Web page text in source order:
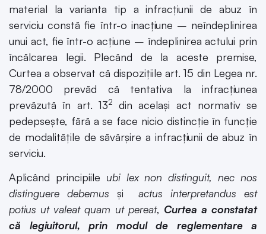
material la varianta tip a infracțiunii de abuz în
serviciu constă fie într-o inacțiune – neîndeplinirea
unui act, fie într-o acțiune – îndeplinirea actului prin
încălcarea legii. Plecând de la aceste premise,
Curtea a observat că dispozițiile art. 15 din Legea nr.
78/2000 prevăd că tentativa la infracțiunea
prevăzută în art. 132
din același act normativ se
pedepsește, fără a se face nicio distincție în funcție
de modalitățile de săvârșire a infracțiunii de abuz în
serviciu.
Aplicând principiile ubi lex non distinguit, nec nos
distinguere debemus șiactus interpretandus est
potius ut valeat quam ut pereat, Curtea a constatat
că legiuitorul, prin modul de reglementare a